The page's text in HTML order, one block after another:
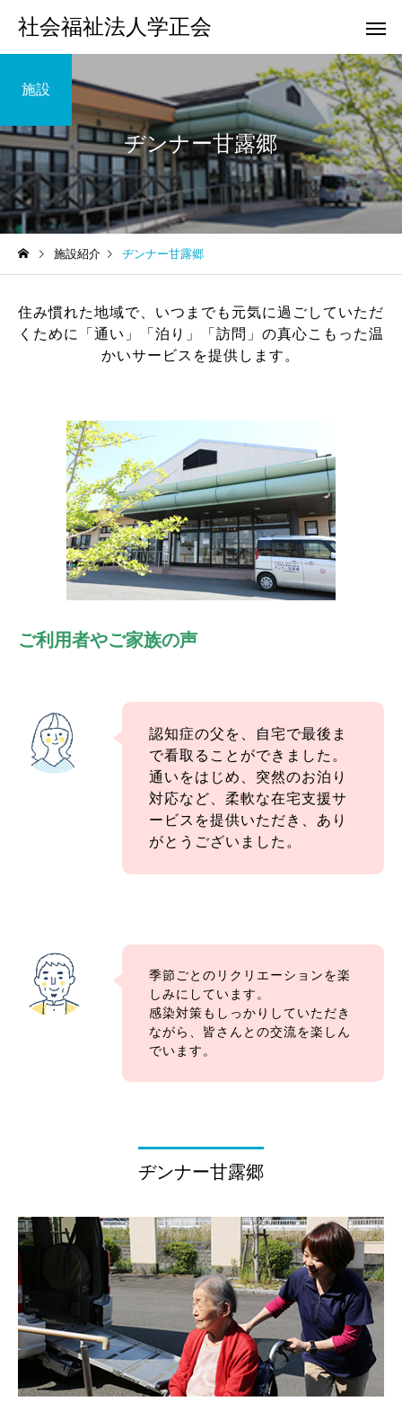
社会福祉法人学正会
ふるさとホーム
白梅学園 ヂンナー
ヂンナー甘露郷
施設
施設紹介 ヂンナー甘露郷
住み慣れた地域で、いつまでも元気に過ごしていただ
くために「通い」「泊り」「訪問」の真心こもった温
かいサービスを提供します。
ご利用者やご家族の声
認知症の父を、自宅で最後ま
で看取ることができました。
通いをはじめ、突然のお泊り
対応など、柔軟な在宅支援サ
ービスを提供いただき、あり
がとうございました。
季節ごとのリクリエーションを楽
しみにしています。
感染対策もしっかりしていただき
ながら、皆さんとの交流を楽しん
でいます。
ヂンナー甘露郷